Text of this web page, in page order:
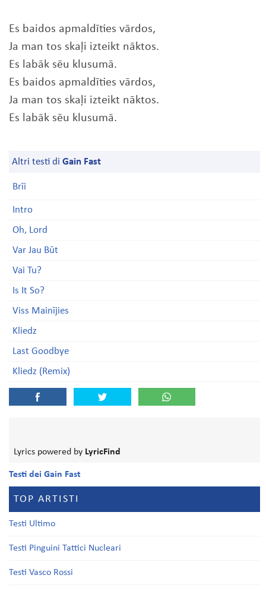
Es baidos apmaldīties vārdos,
Ja man tos skaļi izteikt nāktos.
Es labāk sēu klusumā.
Es baidos apmaldīties vārdos,
Ja man tos skaļi izteikt nāktos.
Es labāk sēu klusumā.
Altri testi di Gain Fast
Brīi
Intro
Oh, Lord
Var Jau Būt
Vai Tu?
Is It So?
Viss Mainījies
Kliedz
Last Goodbye
Kliedz (Remix)
Lyrics powered by LyricFind
Testi dei Gain Fast
TOP ARTISTI
Testi Ultimo
Testi Pinguini Tattici Nucleari
Testi Vasco Rossi